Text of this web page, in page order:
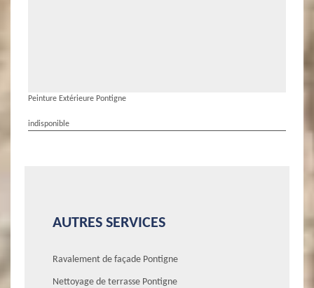
Peinture Extérieure Pontigne
indisponible
AUTRES SERVICES
Ravalement de façade Pontigne
Nettoyage de terrasse Pontigne